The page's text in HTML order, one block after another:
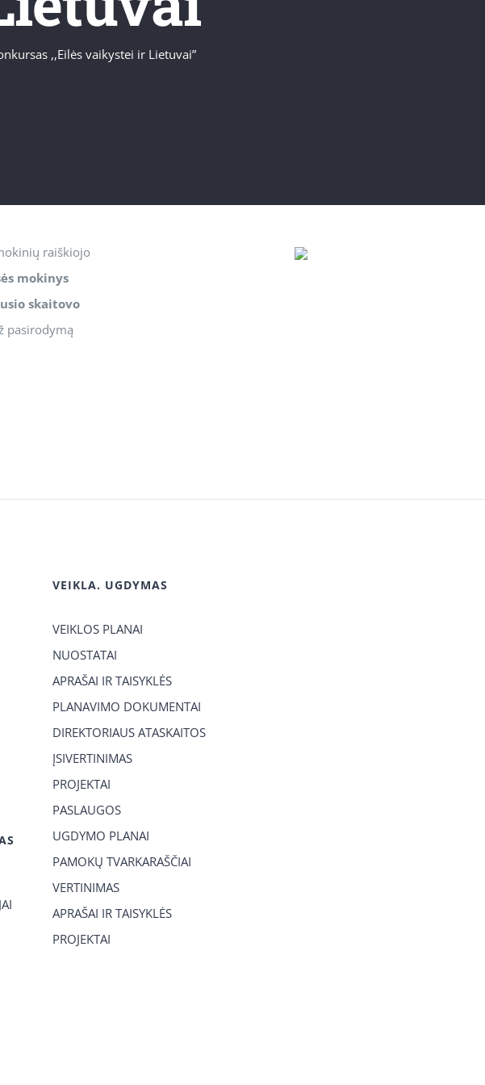
,,Eilės vaikystei ir Lietuvai”
raiškiojo
mokinys
skaitovo
pasirodymą
VEIKLA. UGDYMAS
VEIKLOS PLANAI
NUOSTATAI
APRAŠAI IR TAISYKLĖS
PLANAVIMO DOKUMENTAI
DIREKTORIAUS ATASKAITOS
ĮSIVERTINIMAS
PROJEKTAI
PASLAUGOS
UGDYMO PLANAI
PAMOKŲ TVARKARAŠČIAI
VERTINIMAS
APRAŠAI IR TAISYKLĖS
PROJEKTAI